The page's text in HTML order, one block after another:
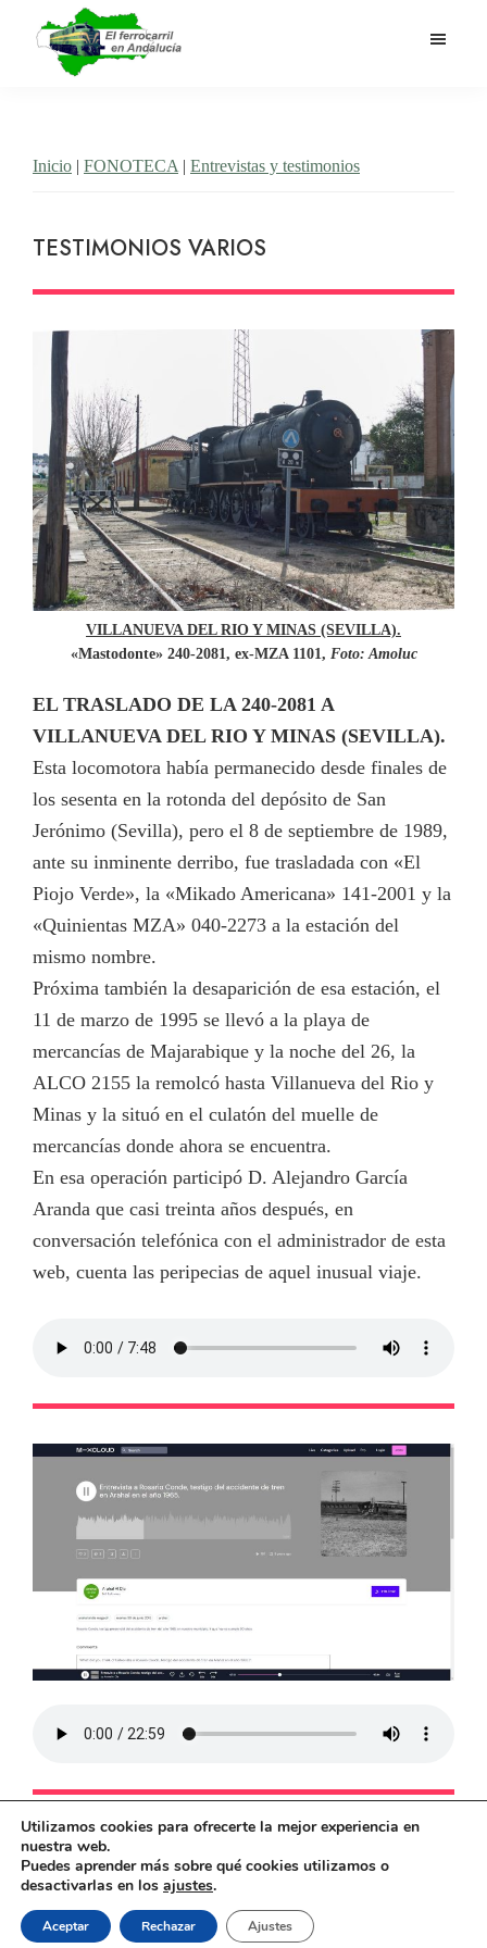
contenido
Andalucía
ferrocarril
Inicio | FONOTECA | Entrevistas y testimonios
TESTIMONIOS VARIOS
VILLANUEVA DEL RIO Y MINAS (SEVILLA).
«Mastodonte» 240-2081, ex-MZA 1101, Foto: Amoluc
EL TRASLADO DE LA 240-2081 A
VILLANUEVA DEL RIO Y MINAS (SEVILLA).
Esta locomotora había permanecido desde finales de
los sesenta en la rotonda del depósito de San
Jerónimo (Sevilla), pero el 8 de septiembre de 1989,
ante su inminente derribo, fue trasladada con «El
Piojo Verde», la «Mikado Americana» 141-2001 y la
«Quinientas MZA» 040-2273 a la estación del
mismo nombre.
Próxima también la desaparición de esa estación, el
11 de marzo de 1995 se llevó a la playa de
mercancías de Majarabique y la noche del 26, la
ALCO 2155 la remolcó hasta Villanueva del Rio y
Minas y la situó en el culatón del muelle de
mercancías donde ahora se encuentra.
En esa operación participó D. Alejandro García
Aranda que casi treinta años después, en
conversación telefónica con el administrador de esta
web, cuenta las peripecias de aquel inusual viaje.
El ferrocarril en Andalucía © 2026
Utilizamos cookies para ofrecerte la mejor experiencia en
nuestra web.
Puedes aprender más sobre qué cookies utilizamos o
desactivarlas en los ajustes.
Aceptar Rechazar Ajustes